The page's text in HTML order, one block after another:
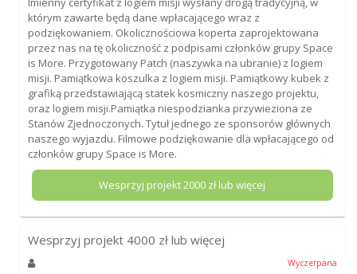
którym zawarte będą dane wpłacającego wraz z
podziękowaniem. Okolicznościowa koperta zaprojektowana
przez nas na tę okoliczność z podpisami członków grupy Space
is More. Przygotowany Patch (naszywka na ubranie) z logiem
misji. Pamiątkowa koszulka z logiem misji. Pamiątkowy kubek z
grafiką przedstawiającą statek kosmiczny naszego projektu,
oraz logiem misji.Pamiątka niespodzianka przywieziona ze
Stanów Zjednoczonych. Tytuł jednego ze sponsorów głównych
naszego wyjazdu. Filmowe podziękowanie dla wpłacającego od
członków grupy Space is More.
Wesprzyj projekt2000 zł lub więcej
Wesprzyj projekt 4000 zł lub więcej
Wyczerpana